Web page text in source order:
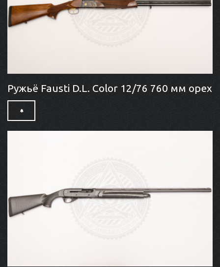
Ружьё Fausti D.L. Color 12/76 760 мм орех